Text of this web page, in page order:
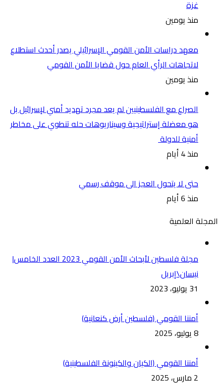
غزة
منذ يومين
معهد دراسات الأمن القومي الإسرائيلي يصدر أحدث استطلاع
لاتجاهات الرأي العام حول قضايا الأمن القومي
منذ يومين
الصراع مع الفلسطينيين لم يعد مجرد تهديد أمني لإسرائيل بل
هو معضلة إستراتيجية وسيناريوهات حله تنطوي على مخاطر
أمنية للدولة
منذ 4 أيام
حتى لا يتحول العجز الى موقف رسمي
منذ 6 أيام
المجلة العلمية
مجلة فلسطين لأبحاث الأمن القومي 2023 العدد الخامس|
نيسان\إبريل
31 يوليو، 2023
أمننا القومي (فلسطين أرض كنعانية)
8 يوليو، 2025
أمننا القومي (الكيان والكينونة الفلسطينية)
2 مارس، 2025